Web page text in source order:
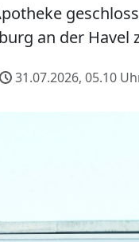
an der Havel
31.07.2026, 05.10